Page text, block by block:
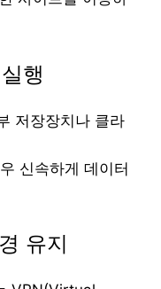
행
저장장치나 클라
신속하게 데이터
유지